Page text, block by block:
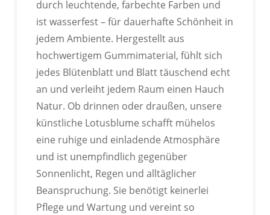
durch leuchtende, farbechte Farben und
ist wasserfest – für dauerhafte Schönheit in
jedem Ambiente. Hergestellt aus
hochwertigem Gummimaterial, fühlt sich
jedes Blütenblatt und Blatt täuschend echt
an und verleiht jedem Raum einen Hauch
Natur. Ob drinnen oder draußen, unsere
künstliche Lotusblume schafft mühelos
eine ruhige und einladende Atmosphäre
und ist unempfindlich gegenüber
Sonnenlicht, Regen und alltäglicher
Beanspruchung. Sie benötigt keinerlei
Pflege und Wartung und vereint so
ANPASSBARE BESTSELLER-
MODELLE
Zahlreiche Geschäfte bieten die Möglichkeit,
verschiedene Blumensträuße individuell
zusammenzustellen.